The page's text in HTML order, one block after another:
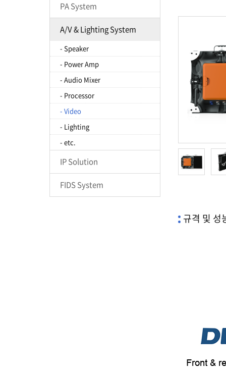
PA System
A/V & Lighting System
- Speaker
- Power Amp
- Audio Mixer
- Processor
- Video
- Lighting
- etc.
IP Solution
FIDS System
규격 및 성